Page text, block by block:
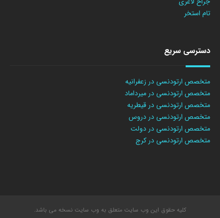
تام استخر
دسترسی سریع
متخصص ارتودنسی در زعفرانیه
متخصص ارتودنسی در میرداماد
متخصص ارتودنسی در قیطریه
متخصص ارتودنسی در دروس
متخصص ارتودنسی در دولت
متخصص ارتودنسی در کرج
کلیه حقوق این وب سایت متعلق به وب سایت نسخه می باشد.